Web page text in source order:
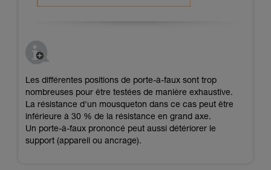
Les différentes positions de porte-à-faux sont trop
nombreuses pour être testées de manière exhaustive.
La résistance d'un mousqueton dans ce cas peut être
inférieure à 30 % de la résistance en grand axe.
Un porte-à-faux prononcé peut aussi détériorer le
support (appareil ou ancrage).